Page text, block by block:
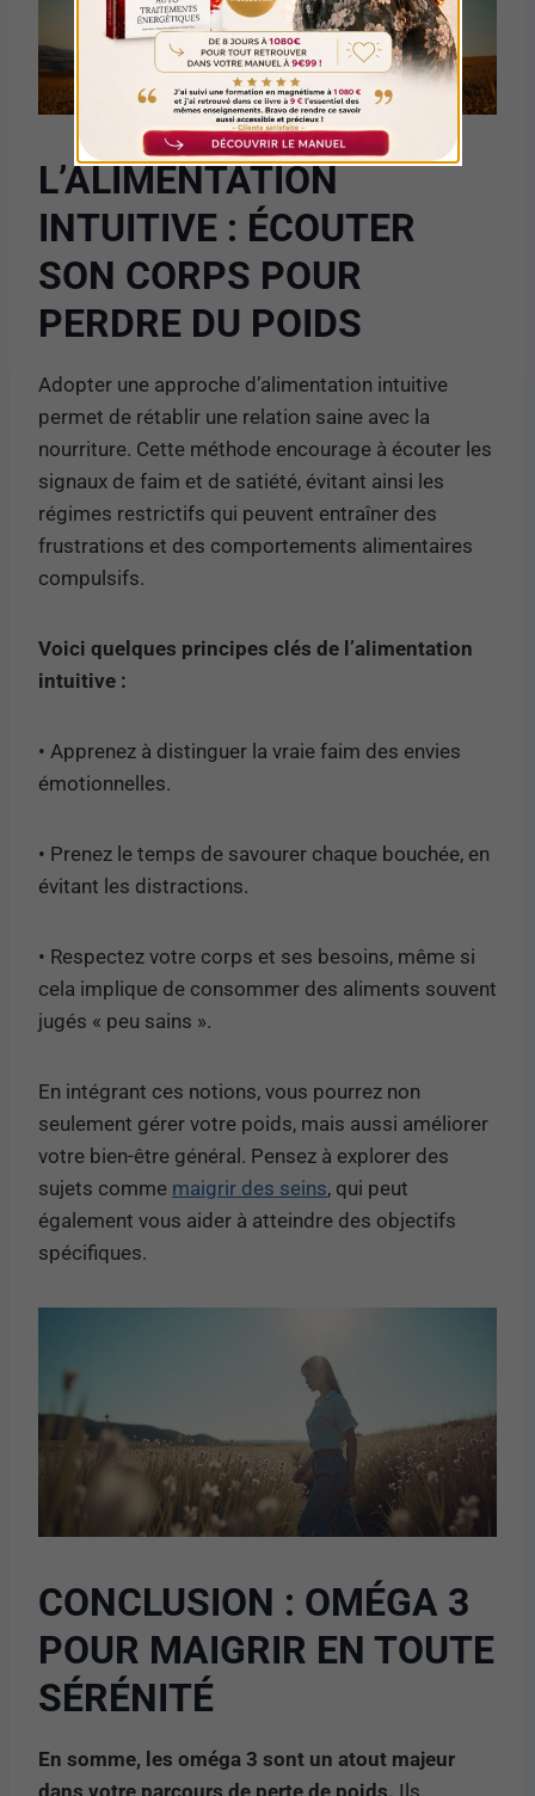
L’ALIMENTATION
INTUITIVE : ÉCOUTER
SON CORPS POUR
PERDRE DU POIDS
Adopter une approche d’alimentation intuitive
permet de rétablir une relation saine avec la
nourriture. Cette méthode encourage à écouter les
signaux de faim et de satiété, évitant ainsi les
régimes restrictifs qui peuvent entraîner des
frustrations et des comportements alimentaires
compulsifs.
Voici quelques principes clés de l’alimentation
intuitive :
• Apprenez à distinguer la vraie faim des envies
émotionnelles.
• Prenez le temps de savourer chaque bouchée, en
évitant les distractions.
• Respectez votre corps et ses besoins, même si
cela implique de consommer des aliments souvent
jugés « peu sains ».
En intégrant ces notions, vous pourrez non
seulement gérer votre poids, mais aussi améliorer
votre bien-être général. Pensez à explorer des
sujets comme maigrir des seins, qui peut
également vous aider à atteindre des objectifs
spécifiques.
CONCLUSION : OMÉGA 3
POUR MAIGRIR EN TOUTE
SÉRÉNITÉ
En somme, les oméga 3 sont un atout majeur
dans votre parcours de perte de poids. Ils